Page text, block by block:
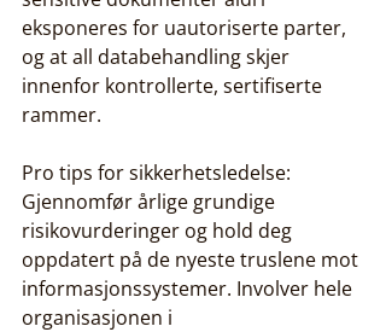
eksponeres for uautoriserte parter,
og at all databehandling skjer
innenfor kontrollerte, sertifiserte
rammer.
Pro tips for sikkerhetsledelse:
Gjennomfør årlige grundige
risikovurderinger og hold deg
oppdatert på de nyeste truslene mot
informasjonssystemer. Involver hele
organisasjonen i